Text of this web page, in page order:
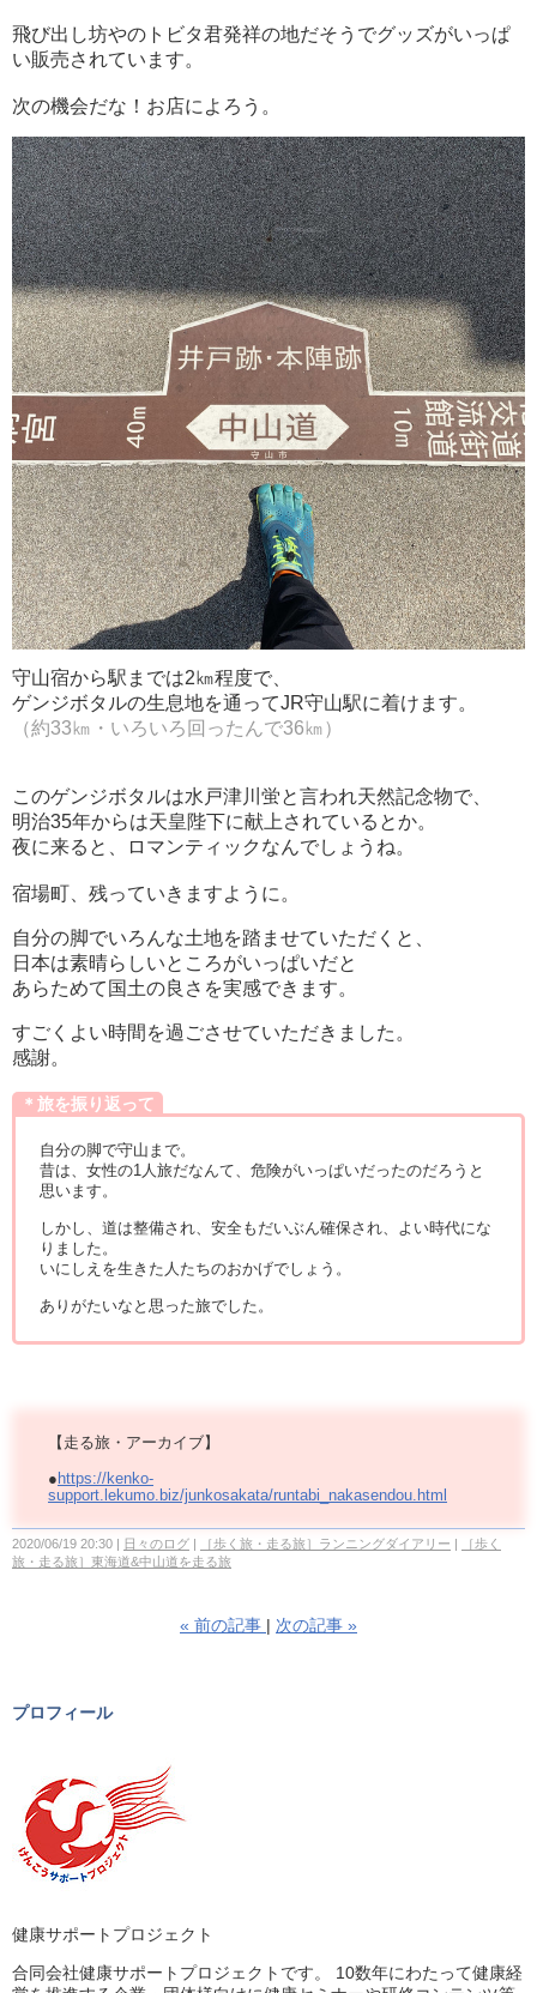
飛び出し坊やのトビタ君発祥の地だそうでグッズがいっぱ
い販売されています。
次の機会だな！お店によろう。
守山宿から駅までは2㎞程度で、
ゲンジボタルの生息地を通ってJR守山駅に着けます。
（約33㎞・いろいろ回ったんで36㎞）
このゲンジボタルは水戸津川蛍と言われ天然記念物で、
明治35年からは天皇陛下に献上されているとか。
夜に来ると、ロマンティックなんでしょうね。
宿場町、残っていきますように。
自分の脚でいろんな土地を踏ませていただくと、
日本は素晴らしいところがいっぱいだと
あらためて国土の良さを実感できます。
すごくよい時間を過ごさせていただきました。
感謝。
＊旅を振り返って
自分の脚で守山まで。
昔は、女性の1人旅だなんて、危険がいっぱいだったのだろうと
思います。
しかし、道は整備され、安全もだいぶん確保され、よい時代にな
りました。
いにしえを生きた人たちのおかげでしょう。
ありがたいなと思った旅でした。
【走る旅・アーカイブ】
● https://kenko-
support.lekumo.biz/junkosakata/runtabi_nakasendou.html
2020/06/19 20:30 日々のログ ［歩く旅・走る旅］ランニングダイアリー
［歩く
旅・走る旅］東海道&中山道を走る旅
« 前の記事 次の記事 »
プロフィール
健康サポートプロジェクト
合同会社健康サポートプロジェクトです。 10数年にわたって健康経